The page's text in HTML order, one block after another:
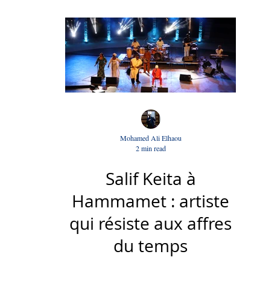
Salif Keita à
Hammamet : artiste
qui résiste aux affres
du temps
Mohamed Ali Elhaou
2 min read